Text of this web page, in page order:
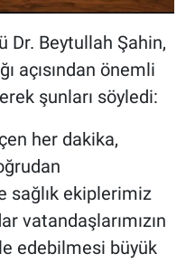
Dr. Beytullah Şahin,
açısından önemli
şunları söyledi:
her dakika,
sağlık ekiplerimiz
vatandaşlarımızın
edebilmesi büyük